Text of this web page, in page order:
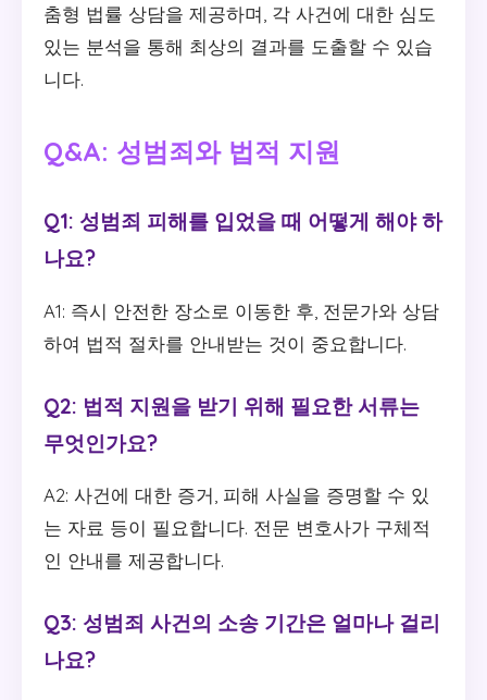
춤형 법률 상담을 제공하며, 각 사건에 대한 심도
있는 분석을 통해 최상의 결과를 도출할 수 있습
니다.
Q&A: 성범죄와 법적 지원
Q1: 성범죄 피해를 입었을 때 어떻게 해야 하
나요?
A1: 즉시 안전한 장소로 이동한 후, 전문가와 상담
하여 법적 절차를 안내받는 것이 중요합니다.
Q2: 법적 지원을 받기 위해 필요한 서류는
무엇인가요?
A2: 사건에 대한 증거, 피해 사실을 증명할 수 있
는 자료 등이 필요합니다. 전문 변호사가 구체적
인 안내를 제공합니다.
Q3: 성범죄 사건의 소송 기간은 얼마나 걸리
나요?